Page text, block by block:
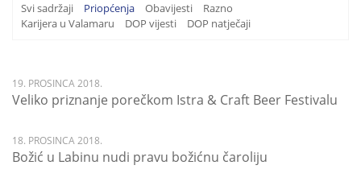
Svi sadržaji Priopćenja Obavijesti
Razno
Karijera u Valamaru
DOP vijesti DOP natječaji
19. PROSINCA 2018.
Veliko priznanje porečkom Istra & Craft Beer Festivalu
18. PROSINCA 2018.
Božić u Labinu nudi pravu božićnu čaroliju